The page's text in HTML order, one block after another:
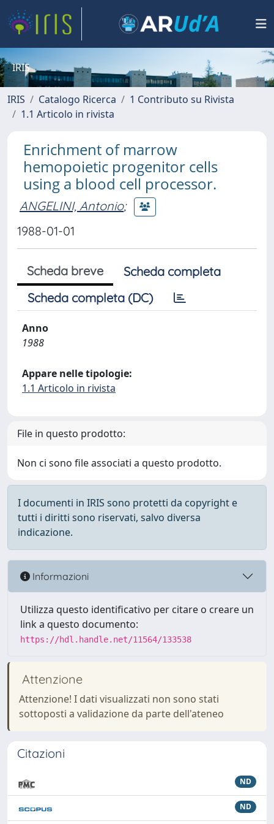
IRIS
IRIS Catalogo Ricerca
1 Contributo su Rivista
1.1 Articolo in rivista
Enrichment of marrow
hemopoietic progenitor cells
using a blood cell processor.
ANGELINI, Antonio;
1988-01-01
Scheda breve
Scheda completa
Scheda completa (DC)
Anno
1988
Appare nelle tipologie:
1.1 Articolo in rivista
File in questo prodotto:
Non ci sono file associati a questo prodotto.
I documenti in IRIS sono protetti da copyright e
tutti i diritti sono riservati, salvo diversa
indicazione.
Informazioni
Utilizza questo identificativo per citare o creare un
link a questo documento:
https://hdl.handle.net/11564/133538
Attenzione
Attenzione! I dati visualizzati non sono stati
sottoposti a validazione da parte dell'ateneo
Citazioni
ND
ND